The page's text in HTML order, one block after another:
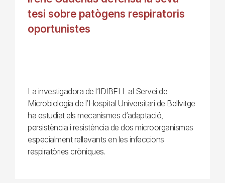
tesi sobre patògens respiratoris
oportunistes
La investigadora de l’IDIBELL al Servei de
Microbiologia de l’Hospital Universitari de Bellvitge
ha estudiat els mecanismes d’adaptació,
persistència i resistència de dos microorganismes
especialment rellevants en les infeccions
respiratòries cròniques.